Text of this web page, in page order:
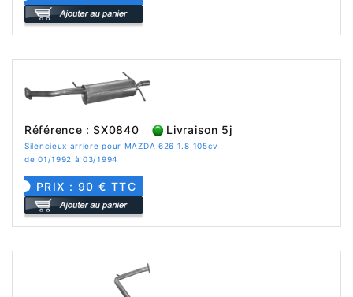
Référence : SX0840 Livraison 5j
Silencieux arriere pour MAZDA 626 1.8 105cv
de 01/1992 à 03/1994
PRIX : 90 € TTC